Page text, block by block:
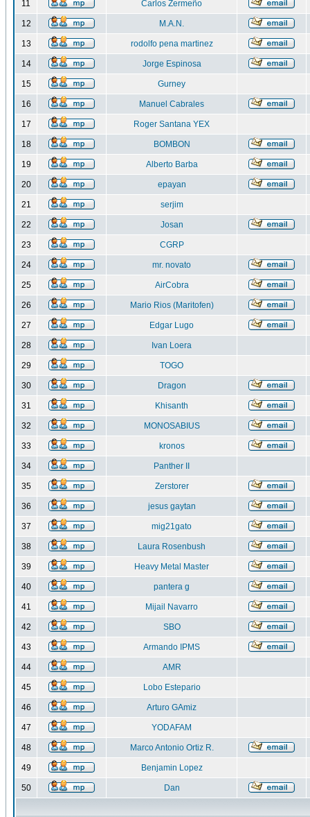
11 Carlos Zermeño
12 M.A.N.
13 rodolfo pena martinez
14 Jorge Espinosa
15 Gurney
16 Manuel Cabrales
17 Roger Santana YEX
18 BOMBON
19 Alberto Barba
20 epayan
21 serjim
22 Josan
23 CGRP
24 mr. novato
25 AirCobra
26 Mario Rios (Maritofen)
27 Edgar Lugo
28 Ivan Loera
29 TOGO
30 Dragon
31 Khisanth
32 MONOSABIUS
33 kronos
34 Panther II
35 Zerstorer
36 jesus gaytan
37 mig21gato
38 Laura Rosenbush
39 Heavy Metal Master
40 pantera g
41 Mijail Navarro
42 SBO
43 Armando IPMS
44 AMR
45 Lobo Estepario
46 Arturo GAmiz
47 YODAFAM
48 Marco Antonio Ortiz R.
49 Benjamin Lopez
50 Dan